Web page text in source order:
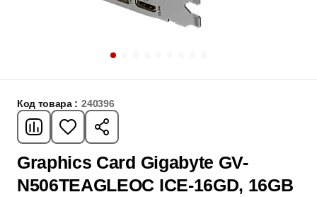
Код товара : 240396
Graphics Card Gigabyte GV-
N506TEAGLEOC ICE-16GD, 16GB